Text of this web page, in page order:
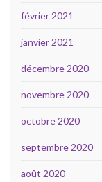
février 2021
janvier 2021
décembre 2020
novembre 2020
octobre 2020
septembre 2020
août 2020